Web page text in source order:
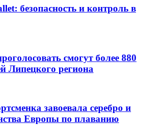
безопасность и контроль в
смогут более 880
Липецкого региона
завоевала серебро и
Европы по плаванию